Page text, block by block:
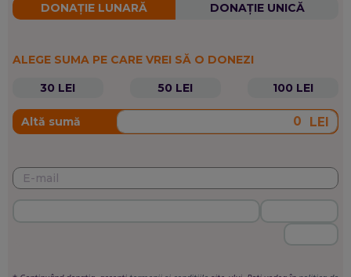
DONAȚIE LUNARĂ DONAȚIE UNICĂ
ALEGE SUMA PE CARE VREI SĂ O DONEZI
30 LEI
50 LEI 100 LEI
Altă sumă LEI